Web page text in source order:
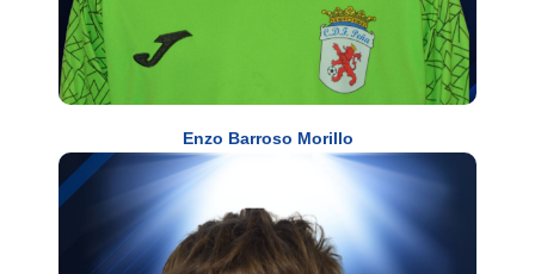
Enzo Barroso Morillo